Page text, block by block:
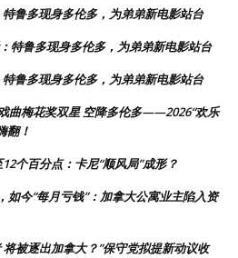
鲁多现身多伦多，为弟弟新电影站台
特鲁多现身多伦多，为弟弟新电影站台
鲁多现身多伦多，为弟弟新电影站台
曲梅花奖双星 空降多伦多——2026“欢乐
翻！
个百分点：卡尼“顺风局”成形？
如今“每月亏钱”：加拿大公寓业主陷入资
将被逐出加拿大？”保守党拟提新动议收